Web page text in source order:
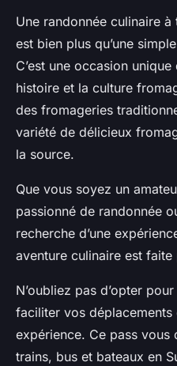
Une randonnée culinaire
est bien plus qu’une
C’est une occasion
histoire et la culture
des fromageries
variété de délicieux
la source.
Que vous soyez un
passionné de randonnée
recherche d’une
aventure culinaire est faite
N’oubliez pas d’opter
faciliter vos
expérience. Ce pass vous
trains, bus et bateaux en